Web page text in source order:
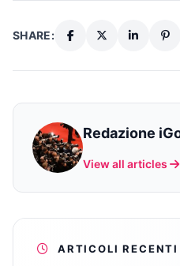
SHARE:
Redazione
View all articles
ARTICOLI RECENTI